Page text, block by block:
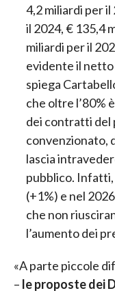
4,2 miliardi per il
il 2024, € 135,4
miliardi per il
evidente il netto
spiega
che oltre l’80%
dei contratti del
convenzionato,
lascia
pubblico.
(+1%) e nel
che non
l’aumento dei
«A parte piccole
– le proposte dei